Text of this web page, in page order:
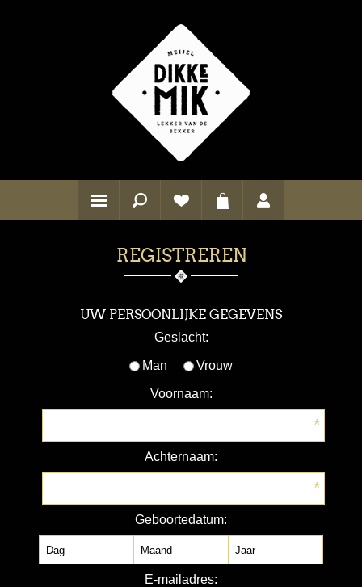
REGISTREREN
UW PERSOONLIJKE GEGEVENS
Geslacht:
Man Vrouw
Voornaam:
*
Achternaam:
*
Geboortedatum:
E-mailadres: